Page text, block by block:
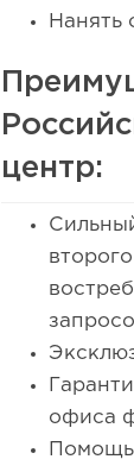
Нанять
центр:
офиса